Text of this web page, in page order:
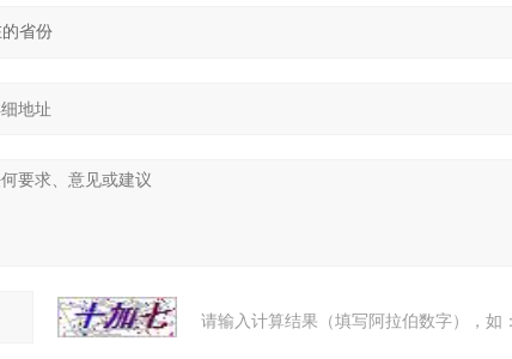
请输入计算结果（填写阿拉伯数字），如